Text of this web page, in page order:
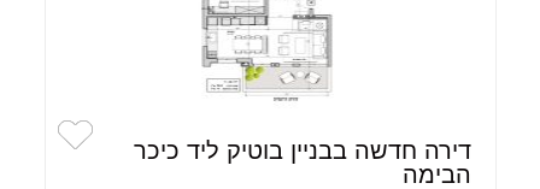
דירה חדשה בבניין בוטיק ליד כיכר
הבימה